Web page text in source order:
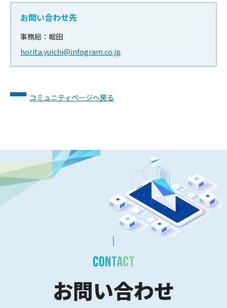
お問い合わせ先
事務局：堀田
horita.yuichi@infogram.co.jp
コミュニティページへ戻る
お問い合わせ